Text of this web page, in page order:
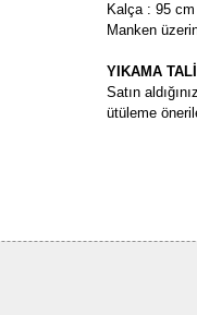
Kalça : 95 cm
Manken
YIKAMA
Satın
ütüleme